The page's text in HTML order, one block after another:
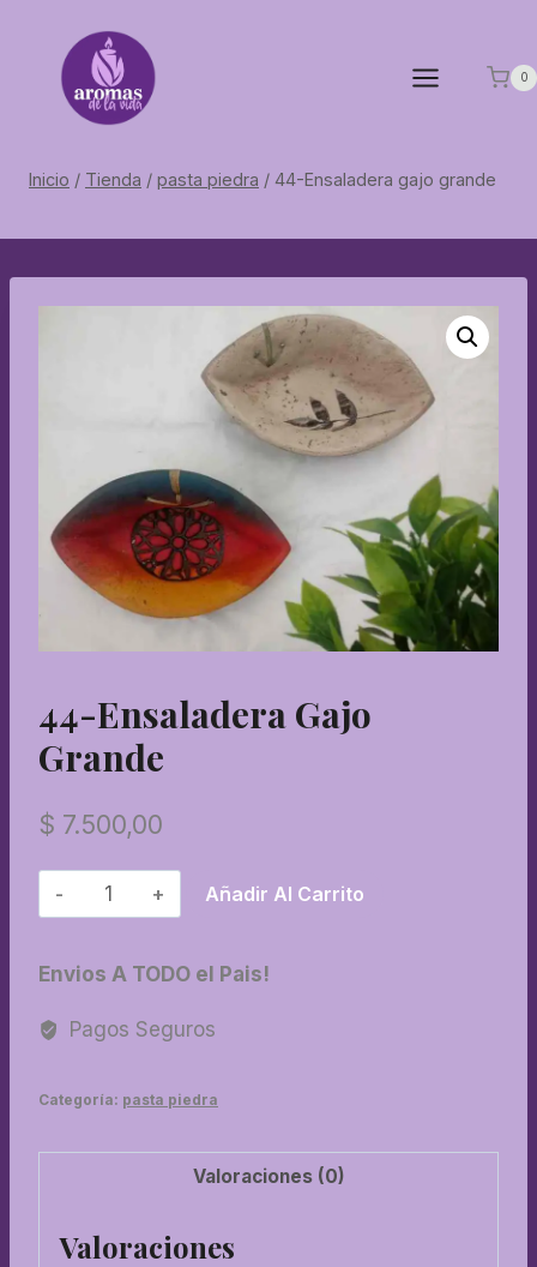
contenido
0
Inicio / Tienda / pasta piedra / 44-Ensaladera gajo grande
44-Ensaladera Gajo
Grande
$ 7.500,00
44-
Ensaladera
grande
cantidad
Añadir Al Carrito
Envios A TODO el Pais!
Pagos Seguros
Categoría: pasta piedra
Valoraciones (0)
Valoraciones